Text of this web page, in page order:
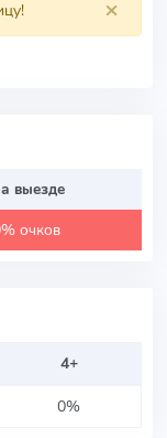
×
выезде
очков
4+
0%